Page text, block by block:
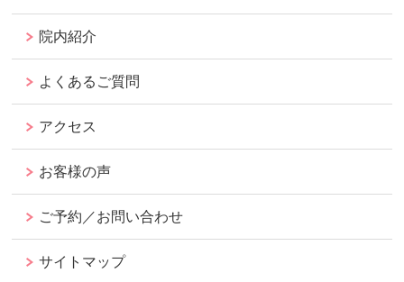
院内紹介
よくあるご質問
アクセス
お客様の声
ご予約／お問い合わせ
サイトマップ